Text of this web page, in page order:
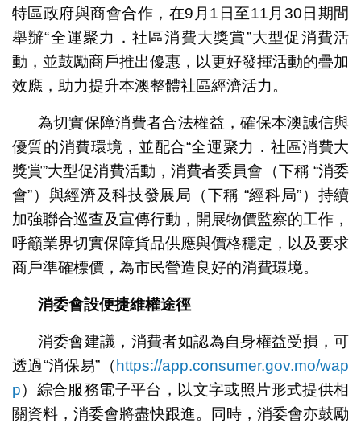
特區政府與商會合作，在9月1日至11月30日期間
舉辦“全運聚力．社區消費大獎賞”大型促消費活
動，並鼓勵商戶推出優惠，以更好發揮活動的疊加
效應，助力提升本澳整體社區經濟活力。
為切實保障消費者合法權益，確保本澳誠信與
優質的消費環境，並配合“全運聚力．社區消費大
獎賞”大型促消費活動，消費者委員會（下稱 “消委
會”）與經濟及科技發展局（下稱 “經科局”）持續
加強聯合巡查及宣傳行動，開展物價監察的工作，
呼籲業界切實保障貨品供應與價格穩定，以及要求
商戶準確標價，為市民營造良好的消費環境。
消委會設便捷維權途徑
消委會建議，消費者如認為自身權益受損，可
透過“消保易”（https://app.consumer.gov.mo/wap
p）綜合服務電子平台，以文字或照片形式提供相
關資料，消委會將盡快跟進。同時，消委會亦鼓勵